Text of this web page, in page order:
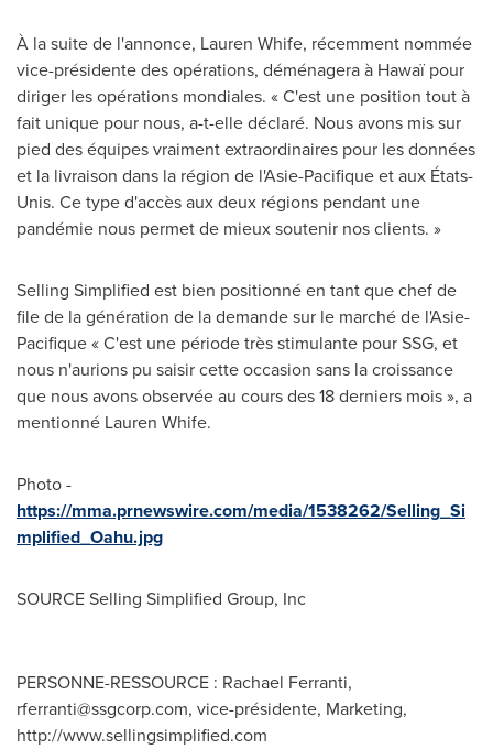
À la suite de l'annonce, Lauren Whife, récemment nommée
vice-présidente des opérations, déménagera à Hawaï pour
diriger les opérations mondiales. « C'est une position tout à
fait unique pour nous, a-t-elle déclaré. Nous avons mis sur
pied des équipes vraiment extraordinaires pour les données
et la livraison dans la région de l'Asie-Pacifique et aux États-
Unis. Ce type d'accès aux deux régions pendant une
pandémie nous permet de mieux soutenir nos clients. »
Selling Simplified est bien positionné en tant que chef de
file de la génération de la demande sur le marché de l'Asie-
Pacifique « C'est une période très stimulante pour SSG, et
nous n'aurions pu saisir cette occasion sans la croissance
que nous avons observée au cours des 18 derniers mois », a
mentionné Lauren Whife.
Photo -
https://mma.prnewswire.com/media/1538262/Selling_Si
mplified_Oahu.jpg
SOURCE Selling Simplified Group, Inc
PERSONNE-RESSOURCE : Rachael Ferranti,
rferranti@ssgcorp.com, vice-présidente, Marketing,
http://www.sellingsimplified.com